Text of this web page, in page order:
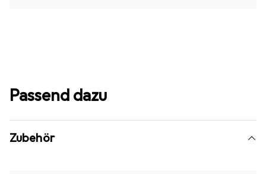
Passend dazu
Zubehör